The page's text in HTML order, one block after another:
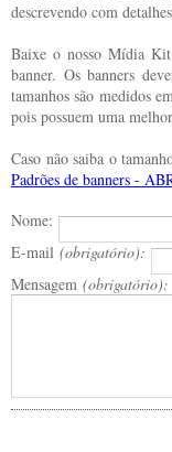
descrevendo com
Baixe o nosso Mídia
banner. Os banners
tamanhos são medidos
pois possuem uma
Caso não saiba o
Padrões de banners -
Nome:
E-mail (obrigatório):
Mensagem (obrigatório):